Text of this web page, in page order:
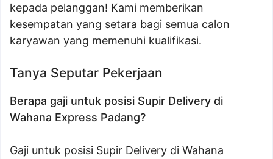
kepada pelanggan! Kami memberikan
kesempatan yang setara bagi semua calon
karyawan yang memenuhi kualifikasi.
Tanya Seputar Pekerjaan
Berapa gaji untuk posisi Supir Delivery di
Wahana Express Padang?
Gaji untuk posisi Supir Delivery di Wahana